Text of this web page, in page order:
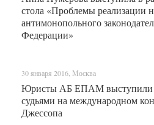
стола «Проблемы реализации
антимонопольного
Федерации»
30 января 2016, Москва
Юристы АБ ЕПАМ выступили
судьями на международном
Джессопа